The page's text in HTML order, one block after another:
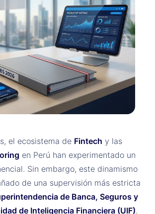
el ecosistema de Fintech y las
en Perú han experimentado un
Sin embargo, este dinamismo
de una supervisión más estricta
de Banca, Seguros y
de Inteligencia Financiera (UIF).